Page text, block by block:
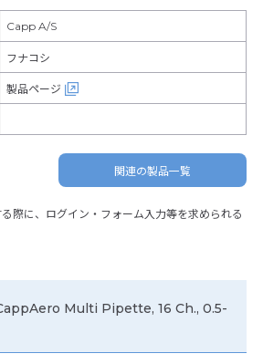
Capp A/S
フナコシ
製品ページ
関連の製品一覧
際に、ログイン・フォーム入力等を求められる
Multi Pipette, 16 Ch., 0.5-